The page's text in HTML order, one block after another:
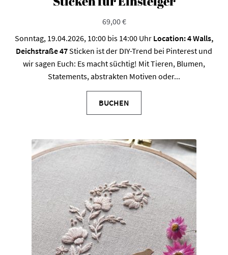
69,00€
Sonntag, 19.04.2026, 10:00 bis 14:00 Uhr Location: 4 Walls,
Deichstraße 47Sticken ist der DIY-Trend bei Pinterest und
wir sagen Euch: Es macht süchtig! Mit Tieren, Blumen,
Statements, abstrakten Motiven oder...
BUCHEN